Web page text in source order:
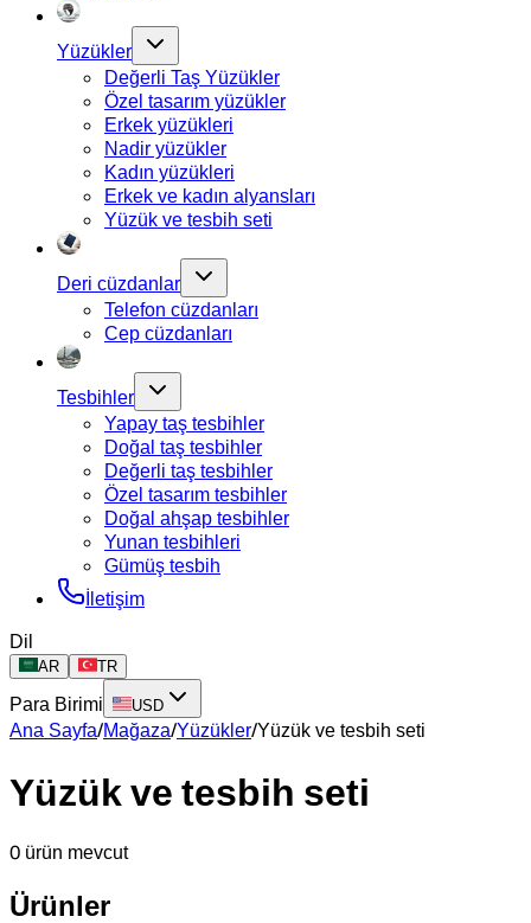
Yüzükler
Değerli Taş Yüzükler
Özel tasarım yüzükler
Erkek yüzükleri
Nadir yüzükler
Kadın yüzükleri
Erkek ve kadın alyansları
Yüzük ve tesbih seti
Deri cüzdanlar
Telefon cüzdanları
Cep cüzdanları
Tesbihler
Yapay taş tesbihler
Doğal taş tesbihler
Değerli taş tesbihler
Özel tasarım tesbihler
Doğal ahşap tesbihler
Yunan tesbihleri
Gümüş tesbih
İletişim
Dil
AR TR
Para Birimi USD
Ana Sayfa/Mağaza/Yüzükler/Yüzük ve tesbih seti
Yüzük ve tesbih seti
0 ürün mevcut
Ürünler